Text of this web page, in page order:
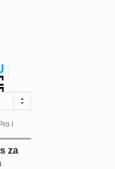
Educa juče je uspješno
za